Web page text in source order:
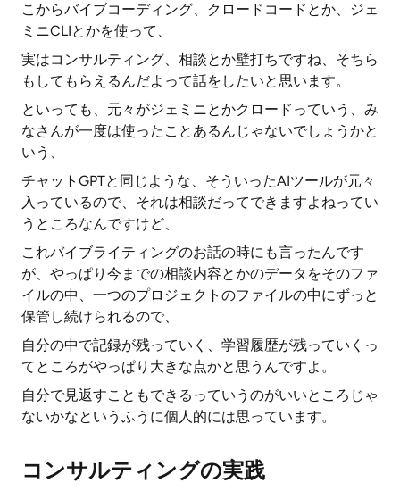
こからバイブコーディング、クロードコードとか、ジェ
ミニCLIとかを使って、
実はコンサルティング、相談とか壁打ちですね、そちら
もしてもらえるんだよって話をしたいと思います。
といっても、元々がジェミニとかクロードっていう、み
なさんが一度は使ったことあるんじゃないでしょうかと
いう、
チャットGPTと同じような、そういったAIツールが元々
入っているので、それは相談だってできますよねってい
うところなんですけど、
これバイブライティングのお話の時にも言ったんです
が、やっぱり今までの相談内容とかのデータをそのファ
イルの中、一つのプロジェクトのファイルの中にずっと
保管し続けられるので、
自分の中で記録が残っていく、学習履歴が残っていくっ
てところがやっぱり大きな点かと思うんですよ。
自分で見返すこともできるっていうのがいいところじゃ
ないかなというふうに個人的には思っています。
コンサルティングの実践